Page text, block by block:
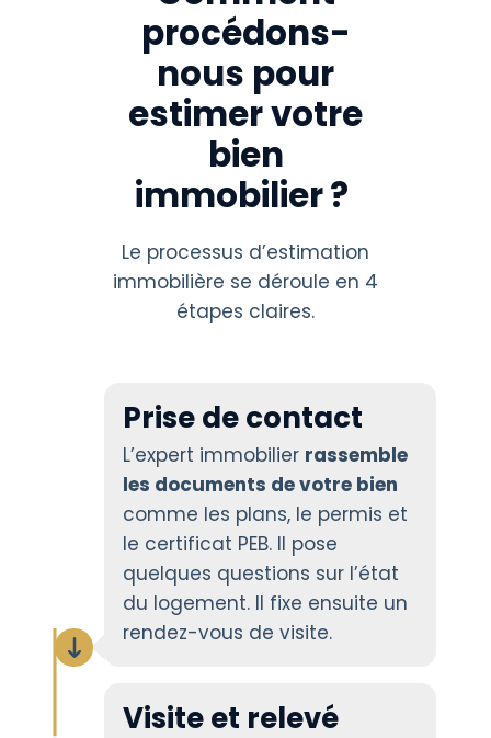
procédons-
nous pour
estimer votre
bien
immobilier ?
Le processus d’estimation
immobilière se déroule en 4
étapes claires.
Prise de contact
L’expert immobilier rassemble
les documents de votre bien
comme les plans, le permis et
le certificat PEB. Il pose
quelques questions sur l’état
du logement. Il fixe ensuite un
rendez-vous de visite.
Visite et relevé